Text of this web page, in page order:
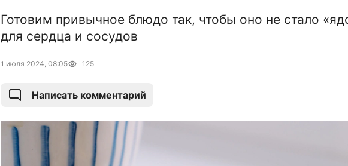
Готовим привычное блюдо так, чтобы оно не стало
для сердца и сосудов
1 июля 2024, 08:05 125
Написать комментарий